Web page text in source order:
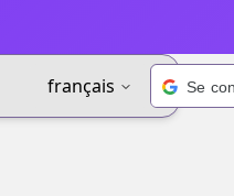
français